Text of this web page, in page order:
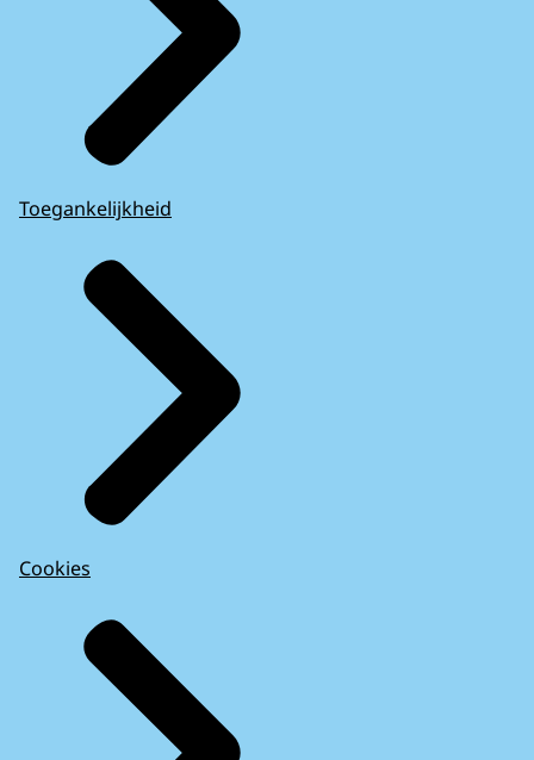
Toegankelijkheid
Cookies